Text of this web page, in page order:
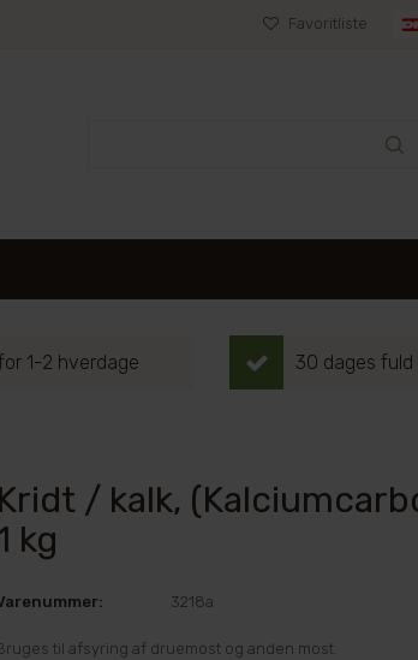
Favoritliste
1-2 hverdage 30 dages
Kridt / kalk,
kg
3218a
til afsyring af druemost og anden most.